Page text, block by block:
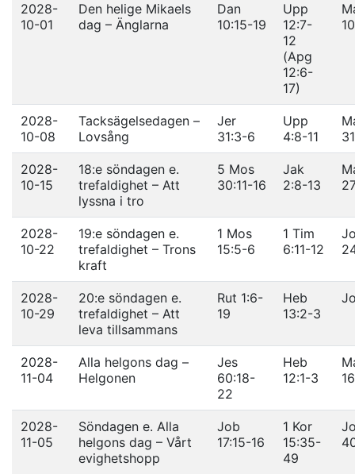
2028-
10-01
Den helige Mikaels
dag – Änglarna
Dan
10:15-19
Upp
12:7-
12
(Apg
12:6-
17)
10
2028-
10-08
Tacksägelsedagen –
Lovsång
Jer
31:3-6
Upp
4:8-11
31
2028-
10-15
18:e söndagen e.
trefaldighet – Att
lyssna i tro
5 Mos
30:11-16
Jak
2:8-13
2028-
10-22
19:e söndagen e.
trefaldighet – Trons
kraft
1 Mos
15:5-6
1 Tim
6:11-12
2028-
10-29
20:e söndagen e.
trefaldighet – Att
leva tillsammans
Rut 1:6-
19
Heb
13:2-3
2028-
11-04
Alla helgons dag –
Helgonen
Jes
60:18-
22
Heb
12:1-3
16
2028-
11-05
Söndagen e. Alla
helgons dag – Vårt
evighetshopp
Job
17:15-16
1 Kor
15:35-
49